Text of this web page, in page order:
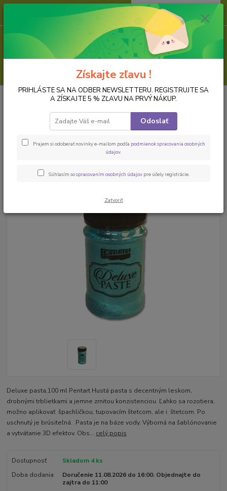
ks
za 0,00 EUR
LAKY, LEPIDLÁ, PASTY, PRÁŠKY, FÓLIE
Deluxe a glamour pasty
Deluxe pasta, lagunovo modrá,
100 ml
Deluxe pasta,100 ml Pentart Hustá pasta s decentným leskom,
drobnými trblietkami a jemne zrnitou konzistenciou. Ľahko sa rozotiera,
možno aplikovať špachličkou, tupovacím štetcom, ale i štetcom. Po
uschnutý je brúsiteľná. Pasta je na báze vody. Výborná na šablónovanie
a vytvátanie 3D efektov. Obs... celý popis
Dostupnosť
Skladom 4 ks
Doba dodania
Doručenie 11.08.2026 do 16:00. Objednajte do
zajtra do 11:00
Získajte zľavu !
PRIHLÁSTE SA NA ODBER NEWSLETTERU. REGISTRUJTE SA
A ZÍSKAJTE 5 % ZĽAVU NA PRVÝ NÁKUP.
Odoslať
Prajem si odoberať novinky e-mailom podľa podmienok spracovania osobných
údajov.
Súhlasím sospracovaním osobných údajov pre účely registrácie.
Zatvoriť